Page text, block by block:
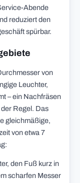
Abende
reduziert den
spürbar.
von
Leuchter,
– ein Nachfräsen
Regel. Das
gleichmäßige,
von etwa 7
den Fuß kurz in
scharfen Messer